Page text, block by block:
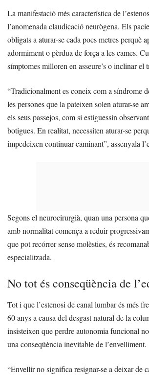
La manifestació més característica de
l’anomenada claudicació neurògena. Els
obligats a aturar-se cada pocs metres perquè
adormiment o pèrdua de força a les cames.
símptomes milloren en asseure’s o inclinar el
“Tradicionalment es coneix com a síndrome
les persones que la pateixen solen aturar-se
els seus passejos, com si estiguessin
botigues. En realitat, necessiten aturar-se
impedeixen continuar caminant”, assenyala
Segons el neurocirurgià, quan una persona
amb normalitat comença a reduir
que pot recórrer sense molèsties, és
especialitzada.
No tot és conseqüència de
Tot i que l’estenosi de canal lumbar és més
60 anys a causa del desgast natural de la
insisteixen que perdre autonomia funcional
una conseqüència inevitable de l’envelliment.
“Envellir no significa resignar-se a deixar de